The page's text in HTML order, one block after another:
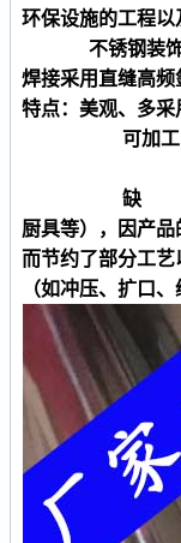
环保设施的工程
不锈钢装
焊接采用直缝高
特点：美观、多
可加
缺 点：制造
厨具等），因产
而节约了部分工
（如冲压、扩口